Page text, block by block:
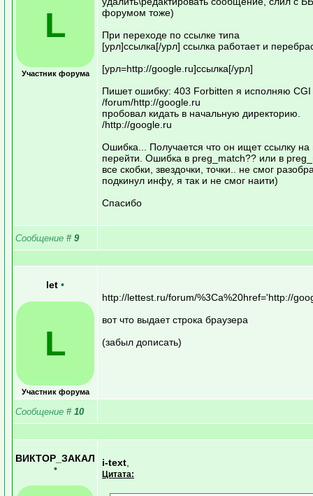
L
Участник форума
форумом тоже)
При переходе по ссылке типа
[урл]ссылка[/урл] ссылка работает и
[урл=http://google.ru]ссылка[/урл]
Пишет ошибку: 403 Forbitten я исполняю CGI
/forum/http://google.ru
пробовал кидать в начальную директорию.
/http://google.ru
Ошибка... Получается что он ищет ссылку
перейти. Ошибка в preg_match?? или в
все скобки, звездочки, точки.. не смог
подкинул инфу, я так и не смог наити)
Спасибо
Сообщение # 9
let •
L
Участник форума
http://lettest.ru/forum/%3Ca%20href='http://
вот что выдает строка браузера
(забыл дописать)
Сообщение # 10
ВИКТОР_ЗАКАЛ
•
i-text
Цитата: